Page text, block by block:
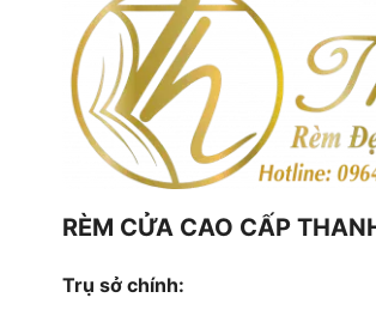
RÈM CỬA CAO CẤP
Trụ sở chính: